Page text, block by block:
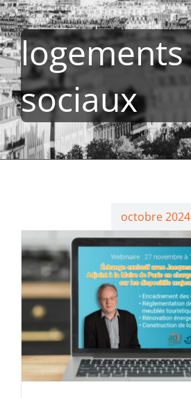
logements
sociaux
octobre 2024